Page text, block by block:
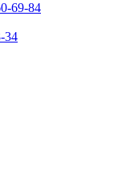
69-84
34